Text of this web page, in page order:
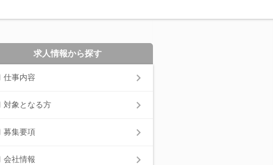
求人情報から探す
仕事内容
対象となる方
募集要項
会社情報